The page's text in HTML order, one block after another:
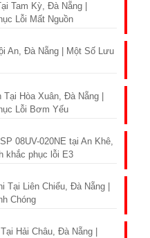
Tam Kỳ, Đà Nẵng |
Lỗi Mất Nguồn
An, Đà Nẵng | Một Số Lưu
Hòa Xuân, Đà Nẵng |
Lỗi Bơm Yếu
08UV-020NE tại An Khê,
khắc phục lỗi E3
Liên Chiểu, Đà Nẵng |
Chóng
Hải Châu, Đà Nẵng |